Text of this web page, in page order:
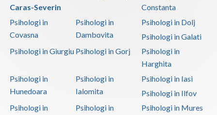
Caras-Severin
Constanta
Psihologi in
Covasna
Psihologi in
Dambovita
Psihologi in Dolj
Psihologi in Galati
Psihologi in Giurgiu Psihologi in Gorj
Psihologi in
Harghita
Psihologi in
Hunedoara
Psihologi in
Ialomita
Psihologi in Iasi
Psihologi in Ilfov
Psihologi in
Psihologi in
Psihologi in Mures